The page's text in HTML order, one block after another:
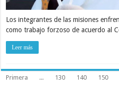
Los integrantes de las misiones
como trabajo forzoso de acuerdo al
Leer más
Primera ... 130 140 150